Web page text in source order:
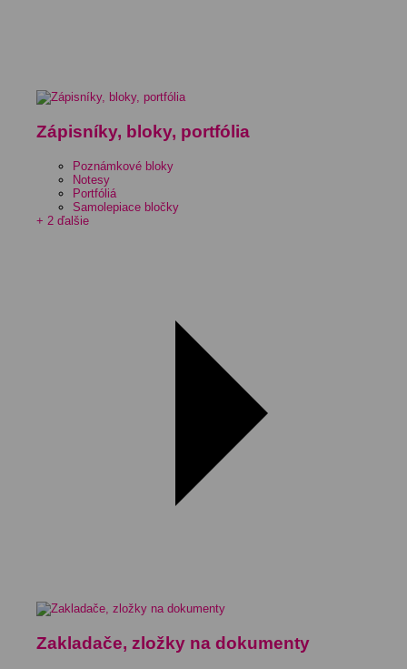
Zápisníky, bloky, portfólia
Poznámkové bloky
Notesy
Portfóliá
Samolepiace bločky
+ 2 ďalšie
Zakladače, zložky na dokumenty